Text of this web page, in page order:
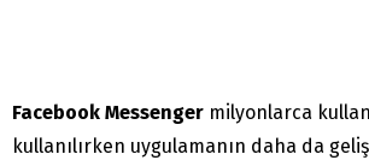
Facebook Messenger milyonlarca
kullanılırken uygulamanın daha da